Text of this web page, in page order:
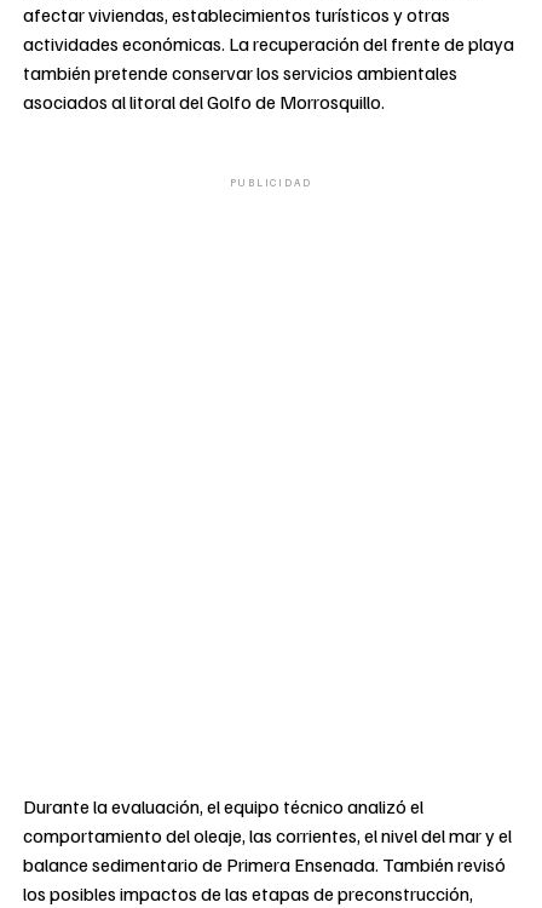
afectar viviendas, establecimientos turísticos y otras
actividades económicas. La recuperación del frente de playa
también pretende conservar los servicios ambientales
asociados al litoral del Golfo de Morrosquillo.
PUBLICIDAD
Durante la evaluación, el equipo técnico analizó el
comportamiento del oleaje, las corrientes, el nivel del mar y el
balance sedimentario de Primera Ensenada. También revisó
los posibles impactos de las etapas de preconstrucción,